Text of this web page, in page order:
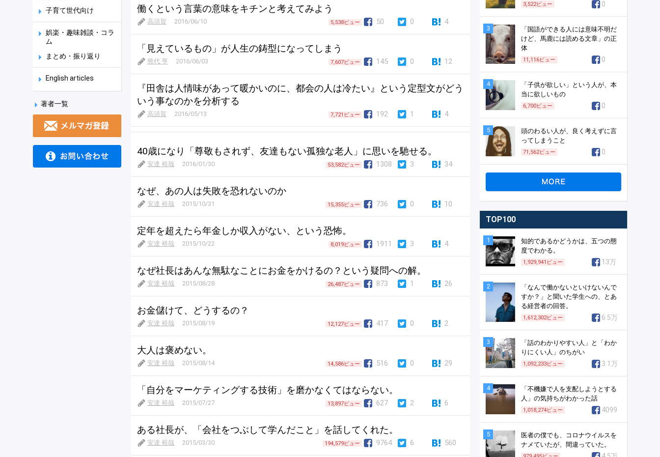
子育て世代向け
娯楽・趣味雑談・コラ
ム
まとめ・振り返り
English articles
著者一覧
働くという言葉の意味をキチンと考えてみよう
高須賀 2016/06/10 5,538ビュー 50 0 4
「見えているもの」が人生の鋳型になってしまう
熊代 亨 2016/06/03 7,607ビュー 145 0 12
『田舎は人情味があって暖かいのに、都会の人は冷たい』という定型文がどう
いう事なのかを分析する
高須賀 2016/05/13 7,721ビュー 192 1 4
40歳になり「尊敬もされず、友達もない孤独な老人」に思いを馳せる。
安達 裕哉 2016/01/30 53,582ビュー 1308 3 34
なぜ、あの人は失敗を恐れないのか
安達 裕哉 2015/10/31 15,355ビュー 736 0 10
定年を超えたら年金しか収入がない、という恐怖。
安達 裕哉 2015/10/22 8,019ビュー 1911 3 4
なぜ社長はあんな無駄なことにお金をかけるの？という疑問への解。
安達 裕哉 2015/08/28 26,487ビュー 873 1 26
お金儲けて、どうするの？
安達 裕哉 2015/08/19 12,127ビュー 417 0 2
大人は褒めない。
安達 裕哉 2015/08/14 14,586ビュー 516 0 29
「自分をマーケティングする技術」を磨かなくてはならない。
安達 裕哉 2015/07/27 13,897ビュー 627 2 6
ある社長が、「会社をつぶして学んだこと」を話してくれた。
安達 裕哉 2015/03/30 194,579ビュー 9764 6 560
3,522ビュー 0
3
「国語ができる人には意味不明だ
けど、馬鹿には読める文章」の正
体
11,116ビュー 0
4
「子供が欲しい」という人が、本
当に欲しいもの
6,700ビュー 0
5
頭のわるい人が、良く考えずに言
ってしまうこと
71,562ビュー 0
TOP100
1
知的であるかどうかは、五つの態
度でわかる。
1,929,941 ビュー 13万
2
「なんで働かないといけないんで
すか？」と聞いた学生への、とあ
る経営者の回答。
1,612,302ビュー 6.5万
3
「話のわかりやすい人」と「わか
りにくい人」のちがい
1,092,233ビュー 3.1万
4
「不機嫌で人を支配しようとする
人」の気持ちがわかった話
1,018,274ビュー 4099
5
医者の僕でも、コロナウイルスを
ナメていたが、間違っていた。